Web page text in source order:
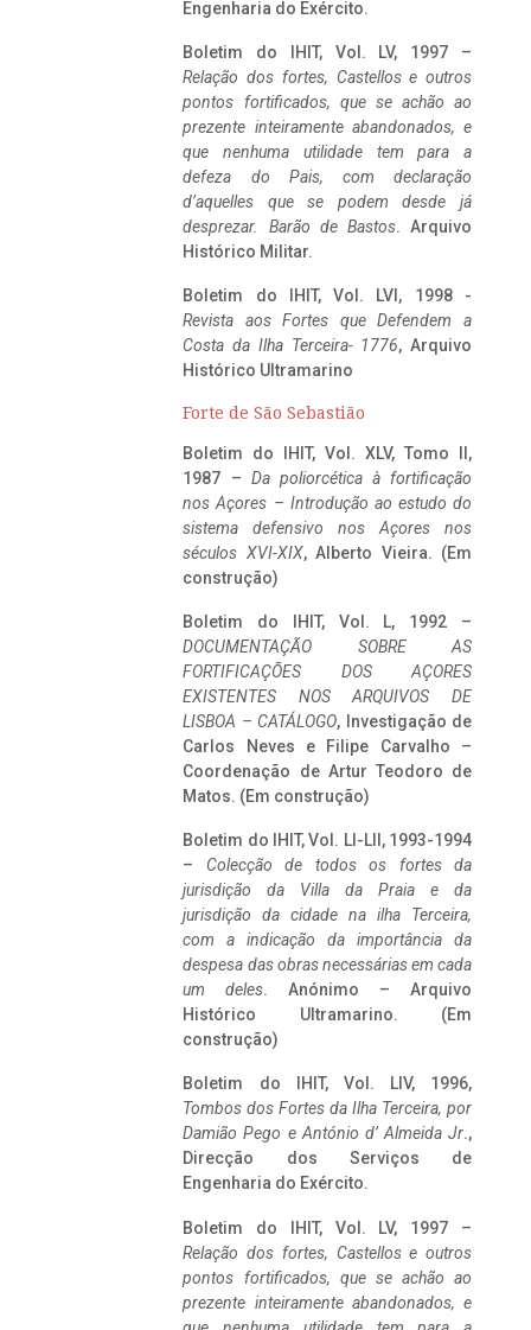
Engenharia do Exército.
Boletim do IHIT, Vol. LV, 1997 –
Relação dos fortes, Castellos e outros
pontos fortificados, que se achão ao
prezente inteiramente abandonados, e
que nenhuma utilidade tem para a
defeza do Pais, com declaração
d’aquelles que se podem desde já
desprezar. Barão de Bastos. Arquivo
Histórico Militar.
Boletim do IHIT, Vol. LVI, 1998 -
Revista aos Fortes que Defendem a
Costa da Ilha Terceira- 1776, Arquivo
Histórico Ultramarino
Forte de São Sebastião
Boletim do IHIT, Vol. XLV, Tomo II,
1987 – Da poliorcética à fortificação
nos Açores – Introdução ao estudo do
sistema defensivo nos Açores nos
séculos XVI-XIX, Alberto Vieira. (Em
construção)
Boletim do IHIT, Vol. L, 1992 –
DOCUMENTAÇÃO SOBRE AS
FORTIFICAÇÕES DOS AÇORES
EXISTENTES NOS ARQUIVOS DE
LISBOA – CATÁLOGO, Investigação de
Carlos Neves e Filipe Carvalho –
Coordenação de Artur Teodoro de
Matos. (Em construção)
Boletim do IHIT, Vol. LI-LII, 1993-1994
– Colecção de todos os fortes da
jurisdição da Villa da Praia e da
jurisdição da cidade na ilha Terceira,
com a indicação da importância da
despesa das obras necessárias em cada
um deles. Anónimo – Arquivo
Histórico Ultramarino. (Em
construção)
Boletim do IHIT, Vol. LIV, 1996,
Tombos dos Fortes da Ilha Terceira, por
Damião Pego e António d’ Almeida Jr.,
Direcção dos Serviços de
Engenharia do Exército.
Boletim do IHIT, Vol. LV, 1997 –
Relação dos fortes, Castellos e outros
pontos fortificados, que se achão ao
prezente inteiramente abandonados, e